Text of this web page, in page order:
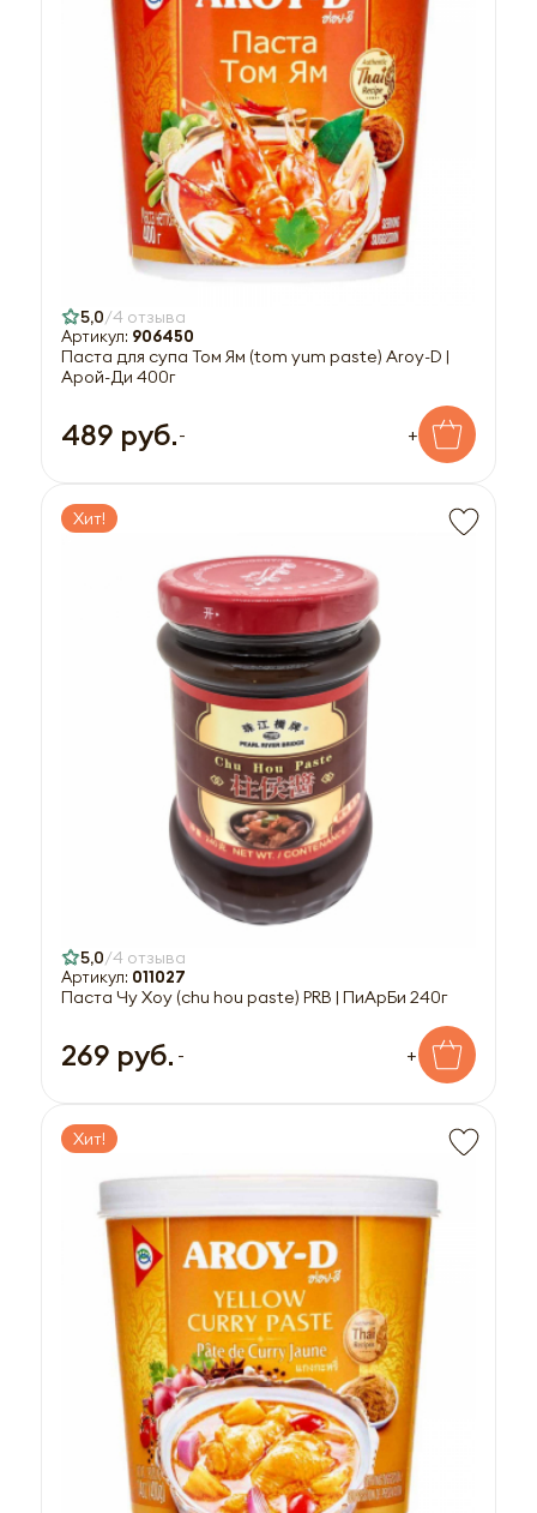
5,0 4 отзыва
Артикул: 906450
Паста для супа Том Ям (tom yum paste) Aroy-D |
Арой-Ди 400г
489 руб.- +
Хит!
5,0 4 отзыва
Артикул: 011027
Паста Чу Хоу (chu hou paste) PRB | ПиАрБи 240г
269 руб. - +
Хит!